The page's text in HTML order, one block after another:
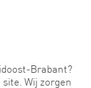
Brabant?
Wij zorgen